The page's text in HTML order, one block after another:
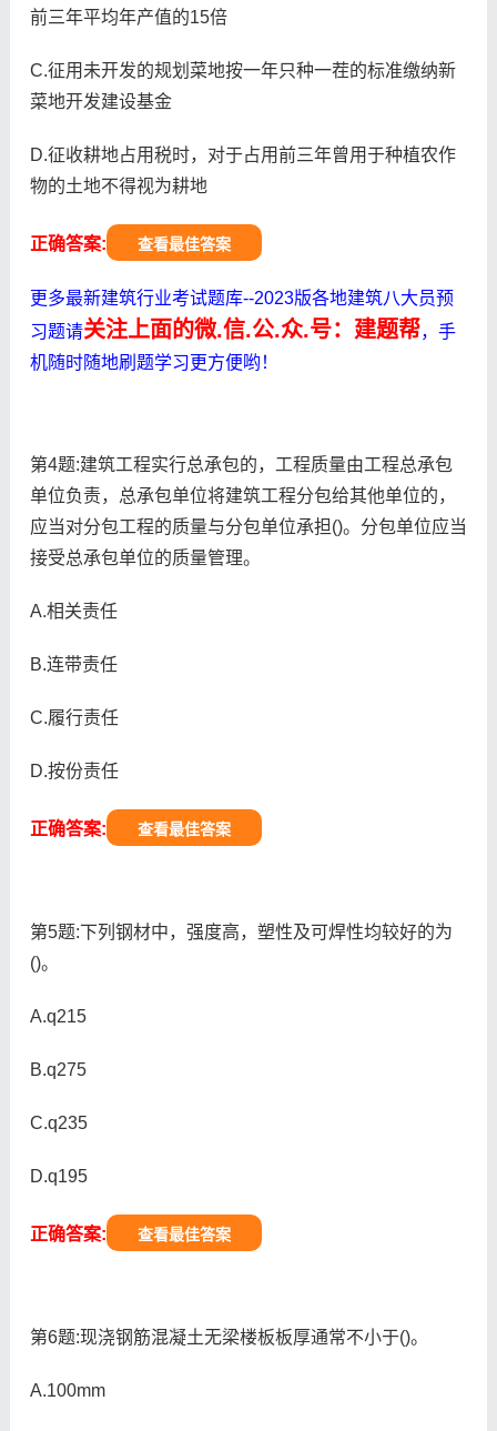
前三年平均年产值的15倍
C.征用未开发的规划菜地按一年只种一茬的标准缴纳新
菜地开发建设基金
D.征收耕地占用税时，对于占用前三年曾用于种植农作
物的土地不得视为耕地
正确答案: 查看最佳答案
更多最新建筑行业考试题库--2023版各地建筑八大员预
习题请关注上面的微.信.公.众.号：建题帮，手
机随时随地刷题学习更方便哟！
第4题:建筑工程实行总承包的，工程质量由工程总承包
单位负责，总承包单位将建筑工程分包给其他单位的，
应当对分包工程的质量与分包单位承担()。分包单位应当
接受总承包单位的质量管理。
A.相关责任
B.连带责任
C.履行责任
D.按份责任
正确答案: 查看最佳答案
第5题:下列钢材中，强度高，塑性及可焊性均较好的为
()。
A.q215
B.q275
C.q235
D.q195
正确答案: 查看最佳答案
第6题:现浇钢筋混凝土无梁楼板板厚通常不小于()。
A.100mm